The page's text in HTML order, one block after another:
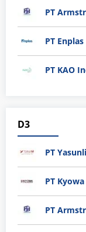
PT
PT
PT KAO
D3
PT
PT
PT